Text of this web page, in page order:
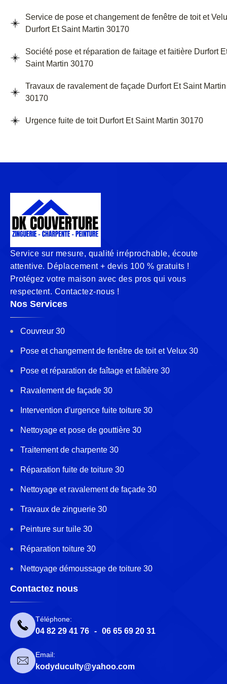
Service de pose et changement de fenêtre de toit et
Durfort Et Saint Martin 30170
Société pose et réparation de faitage et faitière Durfort
Saint Martin 30170
Travaux de ravalement de façade Durfort Et Saint Martin
30170
Urgence fuite de toit Durfort Et Saint Martin 30170
Service sur mesure, qualité irréprochable, écoute
attentive. Déplacement + devis 100 % gratuits !
Protégez votre maison avec des pros qui vous
respectent. Contactez-nous !
Nos Services
Couvreur 30
Pose et changement de fenêtre de toit et Velux 30
Pose et réparation de faîtage et faîtière 30
Ravalement de façade 30
Intervention d'urgence fuite toiture 30
Nettoyage et pose de gouttière 30
Traitement de charpente 30
Réparation fuite de toiture 30
Nettoyage et ravalement de façade 30
Travaux de zinguerie 30
Peinture sur tuile 30
Réparation toiture 30
Nettoyage démoussage de toiture 30
Contactez nous
Téléphone:
04 82 29 41 76 - 06 65 69 20 31
Email:
kodyduculty@yahoo.com